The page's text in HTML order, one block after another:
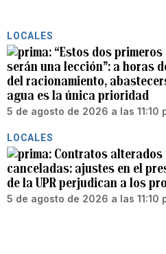
LOCALES
“Estos dos
serán una lección”: a horas
del racionamiento,
agua es la única prioridad
5 de agosto de 2026 a las 11:10
LOCALES
Contratos alterados
canceladas: ajustes en el
de la UPR perjudican a los
5 de agosto de 2026 a las 11:10